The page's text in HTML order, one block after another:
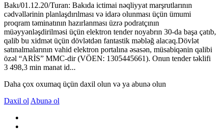
Bakı/01.12.20/Turan: Bakıda ictimai nəqliyyat marşrutlarının
cədvəllərinin planlaşdırılması və idarə olunması üçün ümumi
proqram təminatının hazırlanması üzrə podratçının
müəyyənləşdirilməsi üçün elektron tender noyabrın 30-da başa çatıb,
qalib bu xidmət üçün dövlətdən fantastik məbləğ alacaq.Dövlət
satınalmalarının vahid elektron portalına əsasən, müsabiqənin qalibi
özəl “ARİS” MMC-dir (VÖEN: 1305445661). Onun tender təklifi
3 498,3 min manat id...
Daha çox oxumaq üçün daxil olun və ya abunə olun
Daxil ol Abunə ol